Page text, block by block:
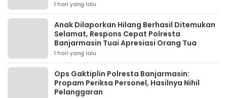
1 hari yang lalu
Anak Dilaporkan Hilang Berhasil Ditemukan
Selamat, Respons Cepat Polresta
Banjarmasin Tuai Apresiasi Orang Tua
1 hari yang lalu
Ops Gaktiplin Polresta Banjarmasin:
Propam Periksa Personel, Hasilnya Nihil
Pelanggaran